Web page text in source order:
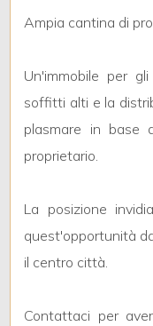
Ampia cantina di
Un'immobile per
soffitti alti e la
plasmare in base
proprietario.
La posizione
quest'opportunità
il centro città.
Contattaci per
minimi
Qualsiasi
1